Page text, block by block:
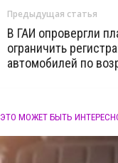
Предыдущая статья
В ГАИ опровергли
ограничить
автомобилей по
ЭТО МОЖЕТ БЫТЬ